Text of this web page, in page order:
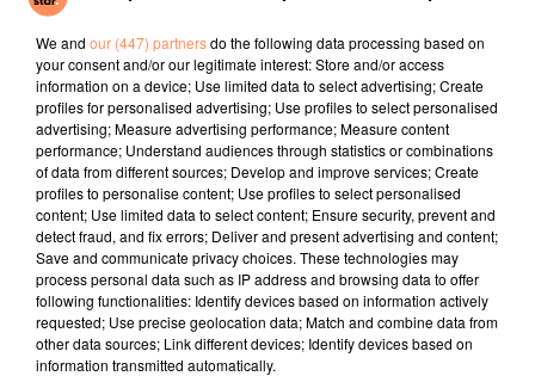
Talk To You
l'horoscope
Bélier Taureau Gémeaux
We and our (447) partnersdo the following data processing based on
your consent and/or our legitimate interest: Store and/or access
information on a device; Use limited data to select advertising; Create
profiles for personalised advertising; Use profiles to select personalised
advertising; Measure advertising performance; Measure content
performance; Understand audiences through statistics or combinations
of data from different sources; Develop and improve services; Create
profiles to personalise content; Use profiles to select personalised
content; Use limited data to select content; Ensure security, prevent and
detect fraud, and fix errors; Deliver and present advertising and content;
Save and communicate privacy choices. These technologies may
process personal data such as IP address and browsing data to offer
following functionalities: Identify devices based on information actively
requested; Use precise geolocation data; Match and combine data from
other data sources; Link different devices; Identify devices based on
information transmitted automatically.